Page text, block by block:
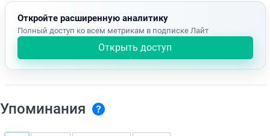
Откройте расширенную аналитику
Полный доступ ко всем метрикам в подписке Лайт
Открыть доступ
Упоминания